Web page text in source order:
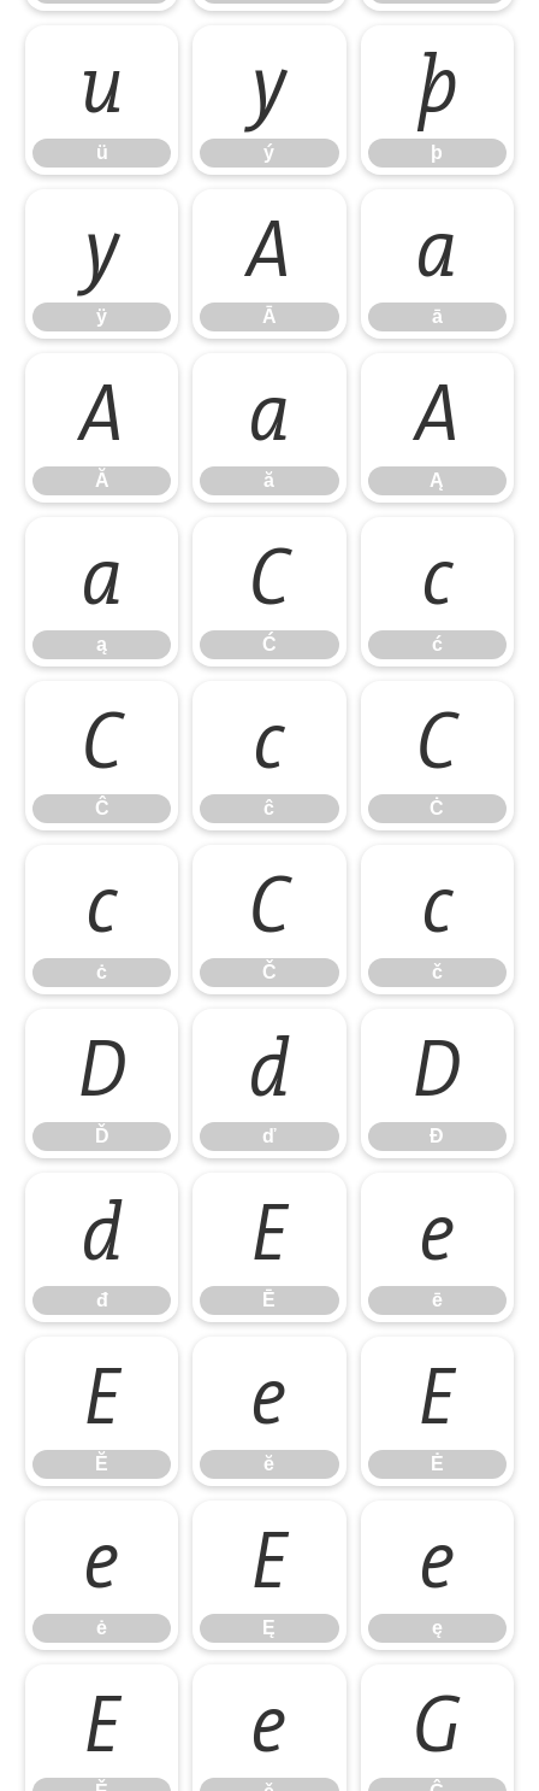
ü
ü
ý
ý
þ
þ
ÿ
ÿ
Ā
Ā
ā
ā
Ă
Ă
ă
ă
Ą
Ą
ą
ą
Ć
Ć
ć
ć
Ĉ
Ĉ
ĉ
ĉ
Ċ
Ċ
ċ
ċ
Č
Č
č
č
Ď
Ď
ď
ď
Đ
Đ
đ
đ
Ē
Ē
ē
ē
Ĕ
Ĕ
ĕ
ĕ
Ė
Ė
ė
ė
Ę
Ę
ę
ę
Ě ě Ĝ